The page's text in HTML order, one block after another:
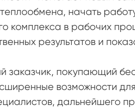
начать
комплекса в рабочих
результатов и
заказчик, покупающий
возможности
дальнейшего